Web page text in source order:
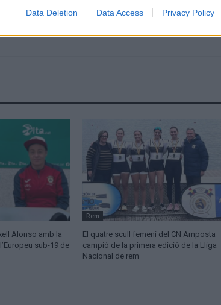
Data Deletion Data Access Privacy Policy
Alonso amb la
sub-19 de
Rem
El quatre scull femení del CN Amposta
campió de la primera edició de la Lliga
Nacional de rem